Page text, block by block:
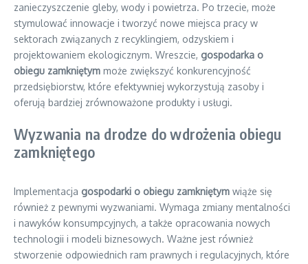
zanieczyszczenie gleby, wody i powietrza. Po trzecie, może
stymulować innowacje i tworzyć nowe miejsca pracy w
sektorach związanych z recyklingiem, odzyskiem i
projektowaniem ekologicznym. Wreszcie, gospodarka o
obiegu zamkniętym może zwiększyć konkurencyjność
przedsiębiorstw, które efektywniej wykorzystują zasoby i
oferują bardziej zrównoważone produkty i usługi.
Wyzwania na drodze do wdrożenia obiegu
zamkniętego
Implementacja gospodarki o obiegu zamkniętym wiąże się
również z pewnymi wyzwaniami. Wymaga zmiany mentalności
i nawyków konsumpcyjnych, a także opracowania nowych
technologii i modeli biznesowych. Ważne jest również
stworzenie odpowiednich ram prawnych i regulacyjnych, które